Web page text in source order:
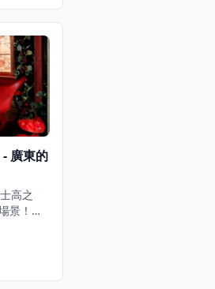
新的策展
放映與
，創造
爵士、
演。節
鼓勵他
多元面
蓋獨
音樂
之餘
音樂風
資深策
滿活
格的獨
廣東的
高之
景！香
和
舊粵
3杯